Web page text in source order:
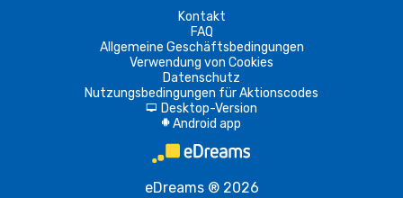
Kontakt
FAQ
Allgemeine Geschäftsbedingungen
Verwendung von Cookies
Datenschutz
Nutzungsbedingungen für Aktionscodes
d Desktop-Version
A Android app
eDreams ® 2026